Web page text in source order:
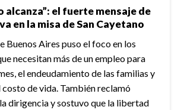
alcanza”: el fuerte mensaje de
en la misa de San Cayetano
Buenos Aires puso el foco en los
necesitan más de un empleo para
el endeudamiento de las familias y
costo de vida. También reclamó
dirigencia y sostuvo que la libertad